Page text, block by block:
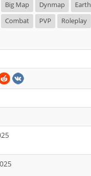
Big Map Dynmap
Earth
Combat PVP
Roleplay